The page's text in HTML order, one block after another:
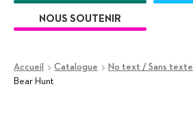
NOUS SOUTENIR
Accueil Catalogue No text / Sans texte
Bear Hunt